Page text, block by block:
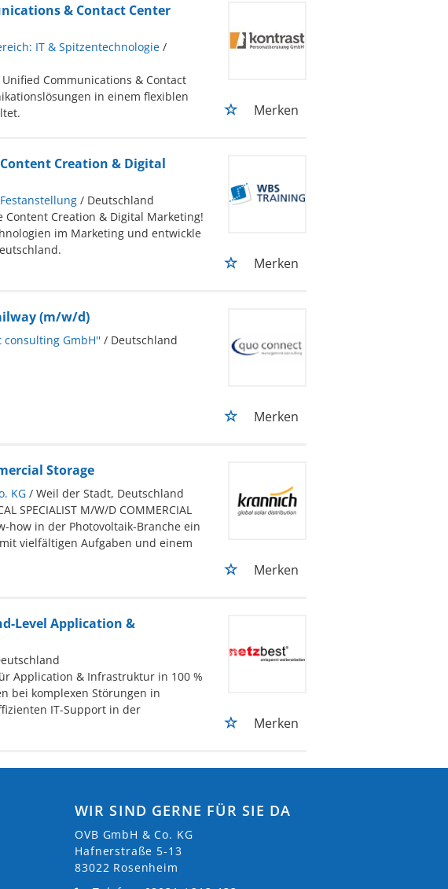
& Contact Center
IT & Spitzentechnologie /
Communications & Contact
in einem flexiblen
Merken
Creation & Digital
/ Deutschland
Creation & Digital Marketing!
im Marketing und entwickle
Merken
(m/w/d)
GmbH'' / Deutschland
Merken
Storage
KG / Weil der Stadt, Deutschland
SPECIALIST M/W/D COMMERCIAL
how in der Photovoltaik-Branche ein
vielfältigen Aufgaben und einem
Merken
Level Application &
Application & Infrastruktur in 100 %
bei komplexen Störungen in
IT-Support in der
Merken
WIR SIND GERNE FÜR SIE DA
OVB GmbH & Co. KG
Hafnerstraße 5-13
83022 Rosenheim